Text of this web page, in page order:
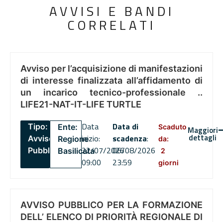
AVVISI E BANDI
CORRELATI
Avviso per l’acquisizione di manifestazioni
di interesse finalizzata all’affidamento di
un incarico tecnico-professionale ..
LIFE21-NAT-IT-LIFE TURTLE
Tipo:
Avviso
Pubblico
Ente:
Regione
Basilicata
Data
inizio:
22/07/2026
09:00
Data di
scadenza:
06/08/2026
23:59
Scaduto
da:
2
giorni
Maggiori
dettagli
AVVISO PUBBLICO PER LA FORMAZIONE
DELL’ ELENCO DI PRIORITÀ REGIONALE DI